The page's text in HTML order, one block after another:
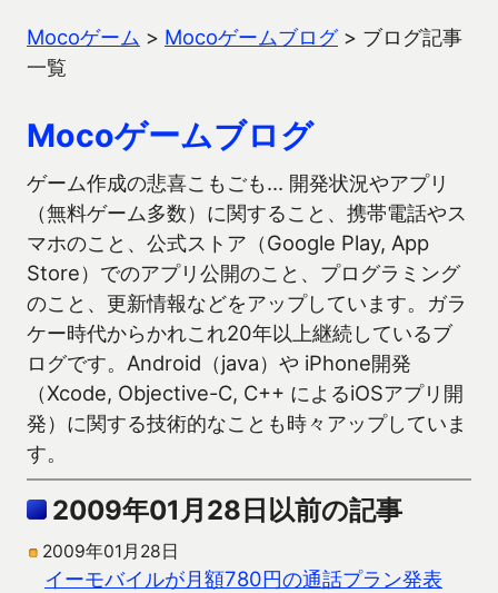
Mocoゲーム > Mocoゲームブログ> ブログ記事
一覧
Mocoゲームブログ
ゲーム作成の悲喜こもごも… 開発状況やアプリ
（無料ゲーム多数）に関すること、携帯電話やス
マホのこと、公式ストア（Google Play, App
Store）でのアプリ公開のこと、プログラミング
のこと、更新情報などをアップしています。ガラ
ケー時代からかれこれ20年以上継続しているブ
ログです。Android（java）や iPhone開発
（Xcode, Objective-C, C++ によるiOSアプリ開
発）に関する技術的なことも時々アップしていま
す。
2009年01月28日以前の記事
2009年01月28日
イーモバイルが月額780円の通話プラン発表